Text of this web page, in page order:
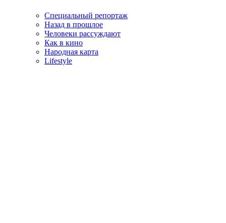
Специальный репортаж
Назад в прошлое
Человеки рассуждают
Как в кино
Народная карта
Lifestyle